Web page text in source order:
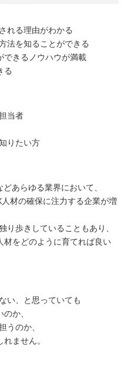
れる理由がわかる
法を知ることができる
できるノウハウが満載
る
当者
りたい方
あらゆる業界において、
材の確保に注力する企業が増
り歩きしていることもあり、
材をどのように育てれば良い
い、と思っていても
か、
うのか、
ません。